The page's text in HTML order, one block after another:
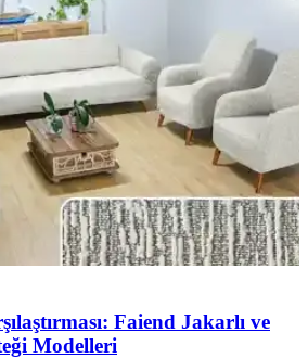
Faiend Jakarlı ve
Modelleri